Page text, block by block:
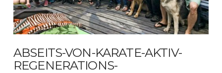
ABSEITS-VON-KARATE-AKTIV-
REGENERATIONS-